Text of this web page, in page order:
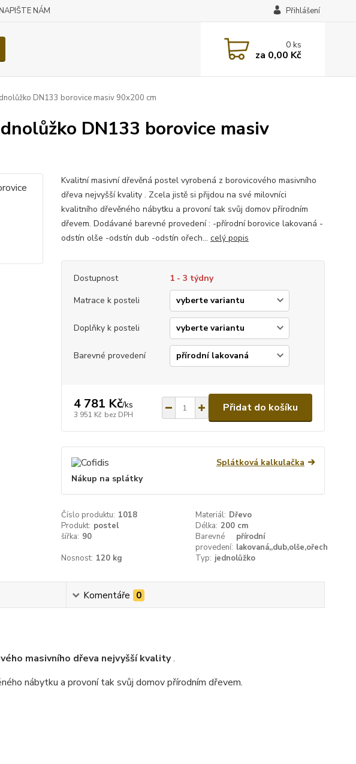
NAPIŠTE NÁM Přihlášení
0ks
za 0,00 Kč
DN133 borovice masiv 90x200 cm
DN133 borovice masiv
Kvalitní masivní dřevěná postel vyrobená z borovicového masivního
dřeva nejvyšší kvality . Zcela jistě si přijdou na své milovníci
kvalitního dřevěného nábytku a provoní tak svůj domov přírodním
dřevem. Dodávané barevné provedení : -přírodní borovice lakovaná -
odstín olše -odstín dub -odstín ořech... celý popis
Dostupnost
1 - 3 týdny
Matrace k posteli
Doplňky k posteli
Barevné provedení
4 781 Kč/ks
3 951 Kč bez DPH
Přidat do košíku
Splátková kalkulačka
Nákup na splátky
Číslo produktu: 1018 Materiál: Dřevo
Produkt: postel Délka: 200 cm
šířka: 90
Barevné
provedení:
přírodní
lakovaná,,dub,olše,ořech
Nosnost: 120 kg Typ: jednolůžko
Komentáře 0
masivního dřeva nejvyšší kvality.
nábytku a provoní tak svůj domov přírodním dřevem.